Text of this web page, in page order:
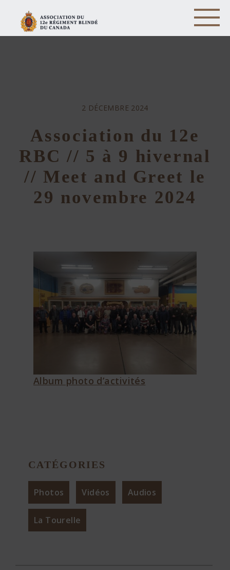
2 DÉCEMBRE 2024
Association du 12e
RBC // 5 à 9 hivernal
// Meet and Greet le
29 novembre 2024
Album photo d’activités
CATÉGORIES
Photos Vidéos Audios
La Tourelle